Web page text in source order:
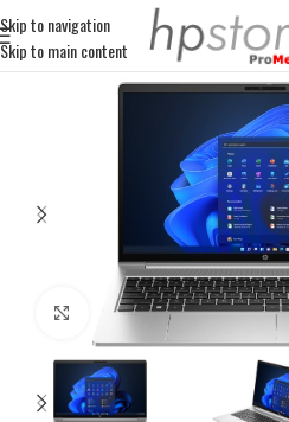
Skip to navigation
Skip to main content
Click to enlarge